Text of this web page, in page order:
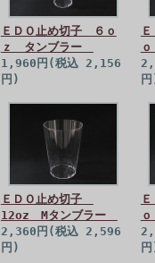
ＥＤＯ止め切子 ６ｏ
ｚ タンブラー
1,960円(税込 2,156
円)
ＥＤＯ止め切子
12oz Mタンブラー
2,360円(税込 2,596
円)